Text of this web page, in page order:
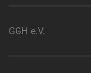
GGH e.V.